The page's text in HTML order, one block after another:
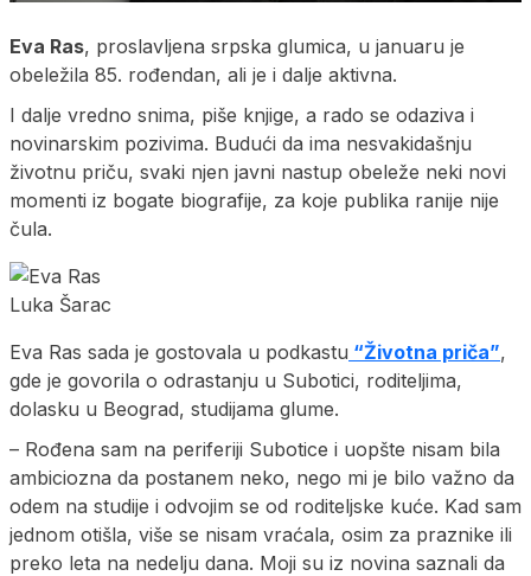
Eva Ras, proslavljena srpska glumica, u januaru je
obeležila 85. rođendan, ali je i dalje aktivna.
I dalje vredno snima, piše knjige, a rado se odaziva i
novinarskim pozivima. Budući da ima nesvakidašnju
životnu priču, svaki njen javni nastup obeleže neki novi
momenti iz bogate biografije, za koje publika ranije nije
čula.
Luka Šarac
Eva Ras sada je gostovala u podkastu “Životna priča”,
gde je govorila o odrastanju u Subotici, roditeljima,
dolasku u Beograd, studijama glume.
– Rođena sam na periferiji Subotice i uopšte nisam bila
ambiciozna da postanem neko, nego mi je bilo važno da
odem na studije i odvojim se od roditeljske kuće. Kad sam
jednom otišla, više se nisam vraćala, osim za praznike ili
preko leta na nedelju dana. Moji su iz novina saznali da